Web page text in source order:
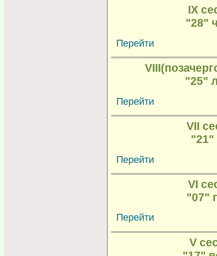
IX
"28"
Перейти
"25"
Перейти
VII
"21"
Перейти
VI
"07"
Перейти
V